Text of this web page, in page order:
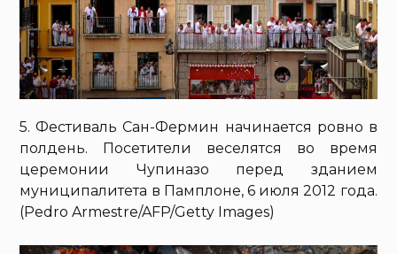
5. Фестиваль Сан-Фермин начинается ровно в
полдень. Посетители веселятся во время
церемонии Чупиназо перед зданием
муниципалитета в Памплоне, 6 июля 2012 года.
(Pedro Armestre/AFP/Getty Images)